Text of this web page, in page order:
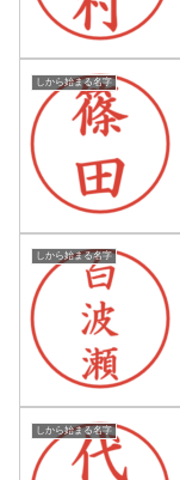
しから始まる名字
しから始まる名字
しから始まる名字